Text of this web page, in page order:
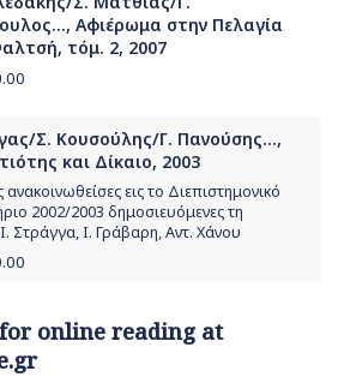
Αφιέρωμα στην Πελαγία
τόμ. 2, 2007
Σ. Κουσούλης/Γ. Πανούσης...,
και Δίκαιο, 2003
ανακοινωθείσες εις το Διεπιστημονικό
2002/2003 δημοσιευόμενες τη
Ι. Στράγγα, Ι. Γράβαρη, Αντ. Χάνου
online reading at